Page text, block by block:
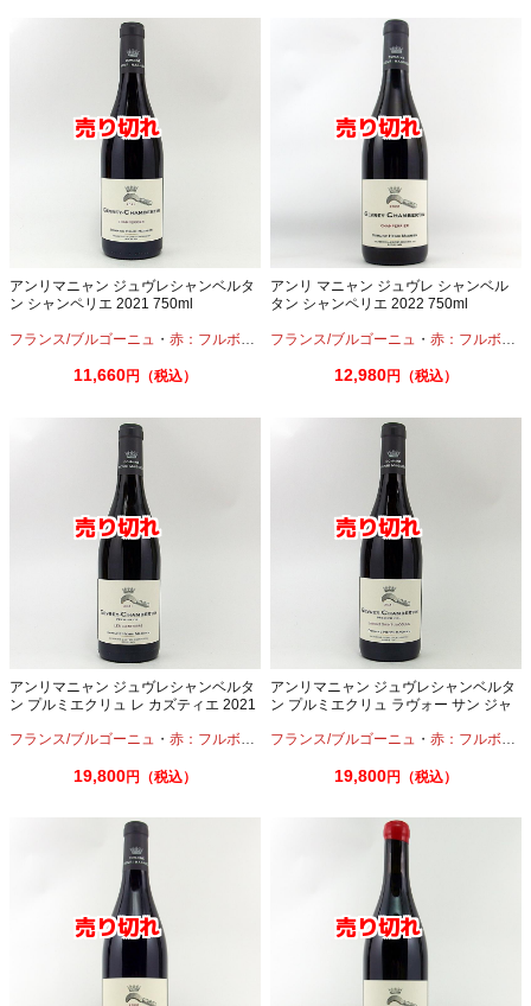
アンリマニャン ジュヴレシャンベルタ
ン シャンペリエ 2021 750ml
フランス/ブルゴーニュ ・ 赤：フルボディ
11,660円（税込）
アンリ マニャン ジュヴレ シャンベル
タン シャンペリエ 2022 750ml
フランス/ブルゴーニュ ・赤：フルボディ
12,980円（税込）
アンリマニャン ジュヴレシャンベルタ
ン プルミエクリュ レ カズティエ 2021
フランス/ブルゴーニュ ・ 赤：フルボディ ・ピノノワール
19,800円（税込）
アンリマニャン ジュヴレシャンベルタ
ン プルミエクリュ ラヴォー サン ジャ
フランス/ブルゴーニュ ・赤：フルボディ
19,800円（税込）